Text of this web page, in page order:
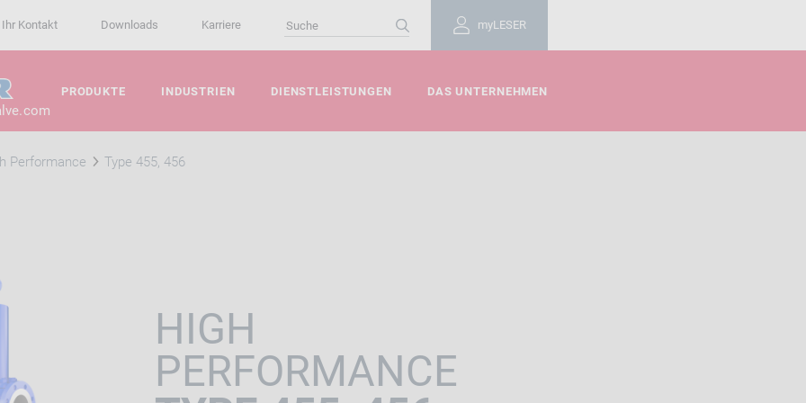
myLESER
Ihr Kontakt Downloads Karriere
PRODUKTE INDUSTRIEN DIENSTLEISTUNGEN DAS UNTERNEHMEN
Performance Type 455, 456
HIGH
PERFORMANCE